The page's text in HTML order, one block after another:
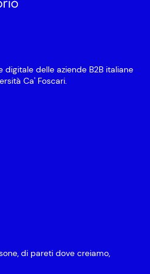
delle aziende B2B italiane
Ca' Foscari.
di pareti dove creiamo,